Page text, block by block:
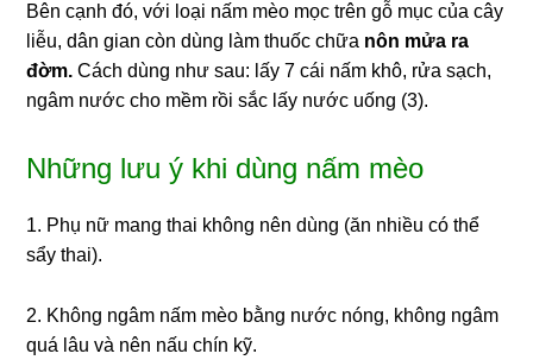
Bên cạnh đó, với loại nấm mèo mọc trên gỗ mục của cây
liễu, dân gian còn dùng làm thuốc chữa nôn mửa ra
đờm.Cách dùng như sau: lấy 7 cái nấm khô, rửa sạch,
ngâm nước cho mềm rồi sắc lấy nước uống (3).
Những lưu ý khi dùng nấm mèo
1. Phụ nữ mang thai không nên dùng (ăn nhiều có thể
sẩy thai).
2. Không ngâm nấm mèo bằng nước nóng, không ngâm
quá lâu và nên nấu chín kỹ.